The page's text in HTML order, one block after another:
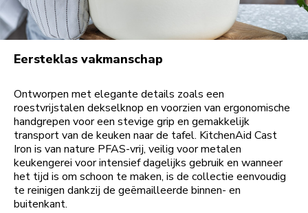
Eersteklas vakmanschap
Ontworpen met elegante details zoals een
roestvrijstalen dekselknop en voorzien van ergonomische
handgrepen voor een stevige grip en gemakkelijk
transport van de keuken naar de tafel. KitchenAid Cast
Iron is van nature PFAS-vrij, veilig voor metalen
keukengerei voor intensief dagelijks gebruik en wanneer
het tijd is om schoon te maken, is de collectie eenvoudig
te reinigen dankzij de geëmailleerde binnen- en
buitenkant.